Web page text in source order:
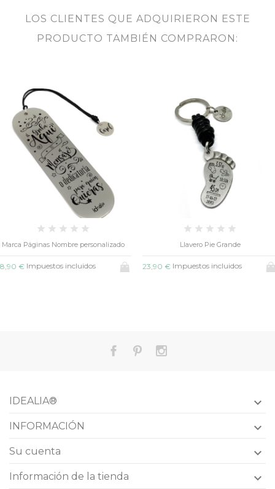
LOS CLIENTES QUE ADQUIRIERON ESTE
PRODUCTO TAMBIÉN COMPRARON:
Llavero Pie Grande
€ Impuestos incluidos
Llavero Aro Nombres
16,50 €Impuestos incluidos
IDEALIA® 
INFORMACIÓN 
Su cuenta 
Información de la tienda 